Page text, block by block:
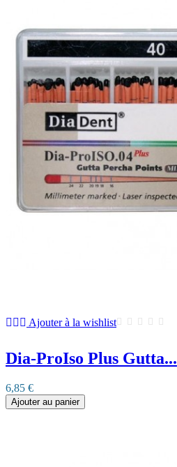
Ajouter à la wishlist
Dia-ProIso Plus Gutta...
6,85 €
Ajouter au panier